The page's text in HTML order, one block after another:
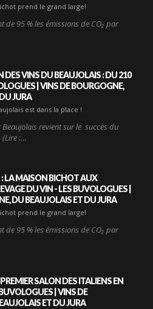
prend le grand large!
95 % les émissions de CO₂ par
DES VINS DU BEAUJOLAIS : DU 210
| VINS DE BOURGOGNE,
JURA
est dans la place !
revient sur le succès du
(Lire :…
LA MAISON BICHOT AUX
DU VIN - LES BUVOLOGUES |
DU BEAUJOLAIS ET DU JURA
prend le grand large!
95 % les émissions de CO₂ par
SALON DES ITALIENS EN
| VINS DE
ET DU JURA